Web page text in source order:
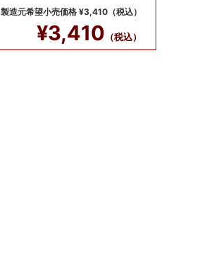
製造元希望小売価格 ¥3,410（税込）
¥3,410 （税込）